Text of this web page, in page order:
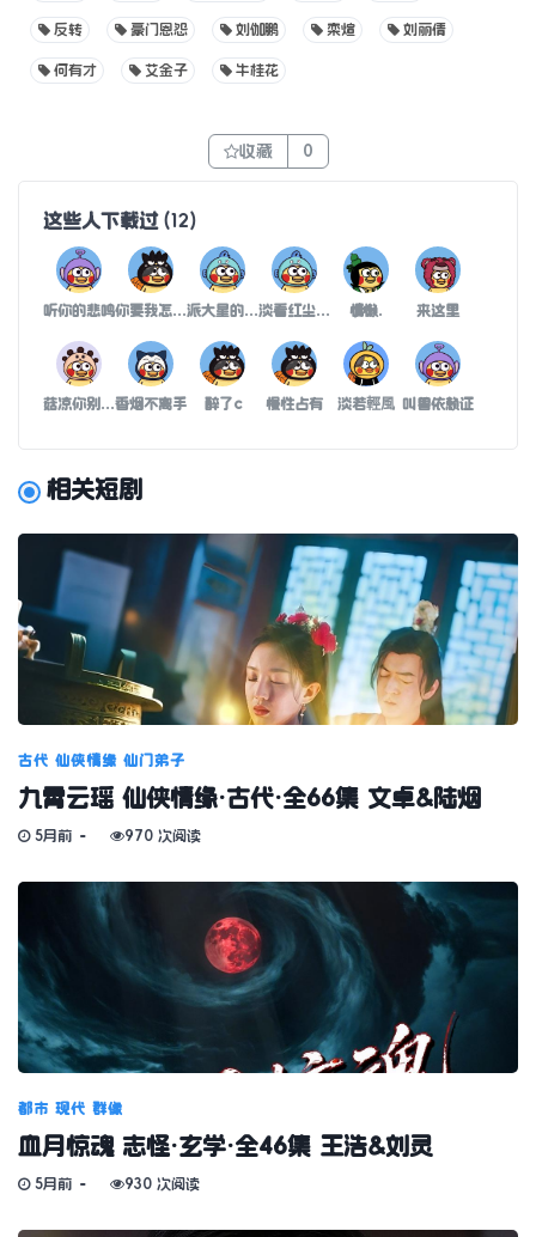
反转 豪门恩怨 刘伽鹏 栾煊 刘丽倩
何有才 艾金子 牛桂花
收藏 0
这些人下载过(12)
听你的悲鸣 你要我怎么样 派大星的海洋裤 淡看红尘系浮云 慵懒. 来这里
菇凉你别傻了香烟不离手 醉了c 慢性占有 淡若輕風 叫兽依赖证
相关短剧
古代 仙侠情缘 仙门弟子
九霄云瑶 仙侠情缘·古代·全66集 文卓&陆烟
5月前 970 次阅读
都市 现代 群像
血月惊魂 志怪·玄学·全46集 王浩&刘灵
5月前 930 次阅读